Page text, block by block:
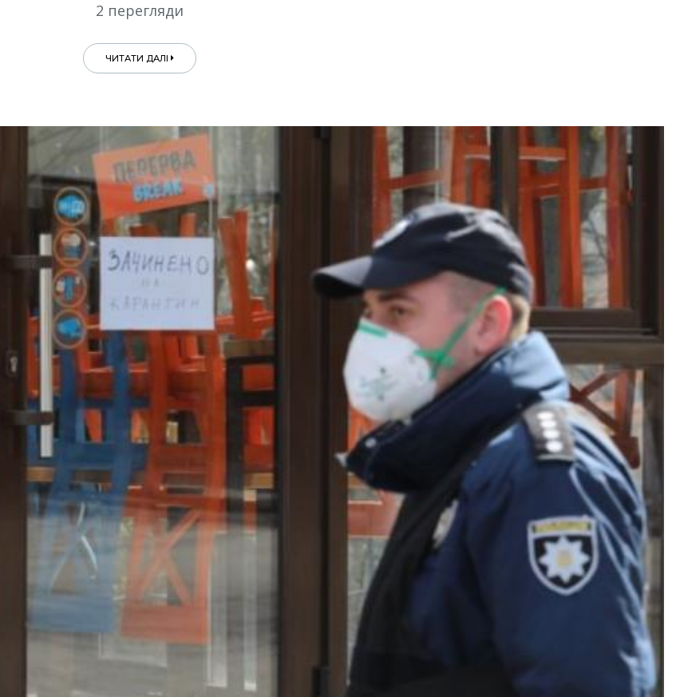
2 перегляди
ЧИТАТИ ДАЛІ